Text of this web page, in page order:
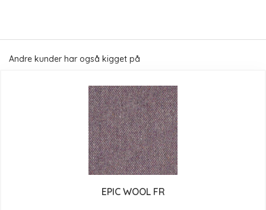
Andre kunder har også kigget på
EPIC WOOL FR